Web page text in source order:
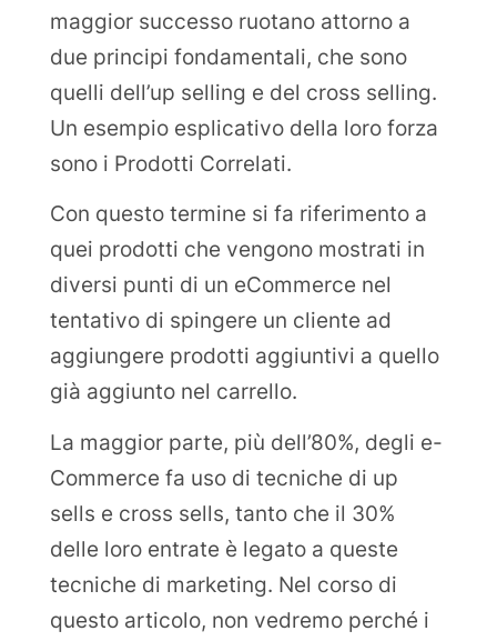
maggior successo ruotano attorno a
due principi fondamentali, che sono
quelli dell’up selling e del cross selling.
Un esempio esplicativo della loro forza
sono i Prodotti Correlati.
Con questo termine si fa riferimento a
quei prodotti che vengono mostrati in
diversi punti di un eCommerce nel
tentativo di spingere un cliente ad
aggiungere prodotti aggiuntivi a quello
già aggiunto nel carrello.
La maggior parte, più dell’80%, degli e-
Commerce fa uso di tecniche di up
sells e cross sells, tanto che il 30%
delle loro entrate è legato a queste
tecniche di marketing. Nel corso di
questo articolo, non vedremo perché i